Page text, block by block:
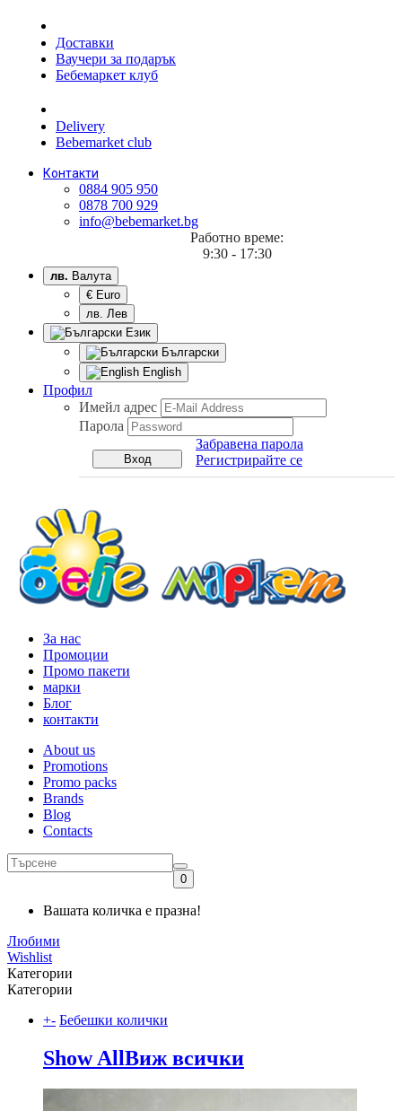
Доставки
Ваучери за подарък
Бебемаркет клуб
Delivery
Bebemarket club
Контакти
0884 905 950
0878 700 929
info@bebemarket.bg
Работно време:
9:30 - 17:30
лв. Валута
€ Euro
лв. Лев
Език
Български
English
Профил
Имейл адрес
Парола
Забравена парола
Регистрирайте се
За нас
Промоции
Промо пакети
марки
Блог
контакти
About us
Promotions
Promo packs
Brands
Blog
Contacts
0
Вашата количка е празна!
Любими
Wishlist
Категории
Категории
+- Бебешки колички
Show AllВиж всички